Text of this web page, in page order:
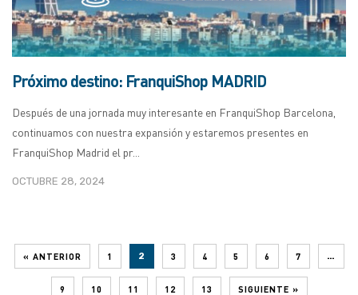
Próximo destino: FranquiShop MADRID
Después de una jornada muy interesante en FranquiShop Barcelona,
continuamos con nuestra expansión y estaremos presentes en
FranquiShop Madrid el pr...
OCTUBRE 28, 2024
« ANTERIOR 1 2 3 4 5 6 7 …
9 10 11 12 13 SIGUIENTE »